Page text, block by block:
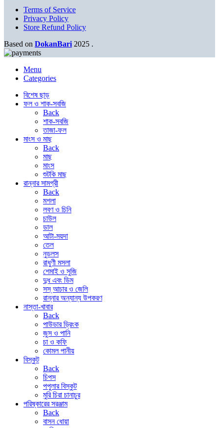
Terms of Service
Privacy Policy
Store Refund Policy
Based on DokanBari 2025 .
Menu
Categories
বিশেষ ছাড়
ফল ও শাক-সবজি
Back
শাক-সবজি
তাজা-ফল
মাংস ও মাছ
Back
মাছ
মাংস
শুটকি মাছ
রান্নার সামগ্রী
Back
মশলা
লবণ ও চিনি
চাউল
ডাল
আটা-ময়দা
তেল
নুডলস
রাধুণী মসলা
শেমাই ও সুজি
দুধ এবং ডিম
সস্ আচার ও জেলি
রান্নার অন্যান্য উপকরণ
নাস্তা-খাবার
Back
পাউডার ড্রিংক
জুস ও পানি
চা ও কফি
কোমল পানীয়
বিস্কুট
Back
চিপস
পপুলার বিস্কুট
মুরি চিরা চানাচুর
পরিষ্কারের সরঞ্জাম
Back
বাসন ধোয়া